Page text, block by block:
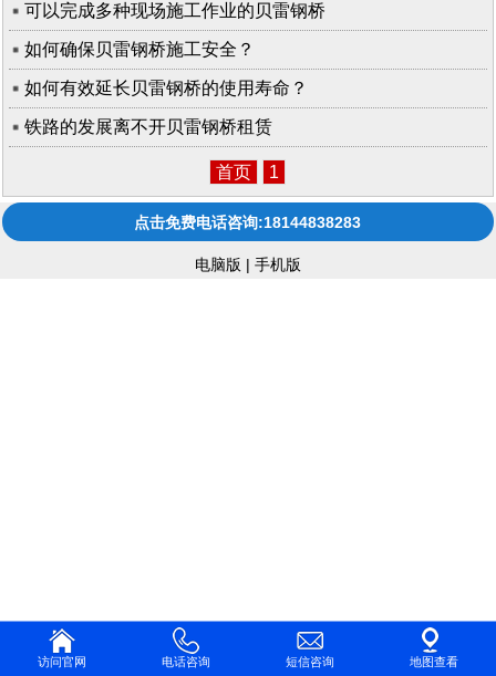
可以完成多种现场施工作业的贝雷钢桥
如何确保贝雷钢桥施工安全？
如何有效延长贝雷钢桥的使用寿命？
铁路的发展离不开贝雷钢桥租赁
首页 1
点击免费电话咨询:18144838283
电脑版 | 手机版
访问官网 电话咨询 短信咨询 地图查看